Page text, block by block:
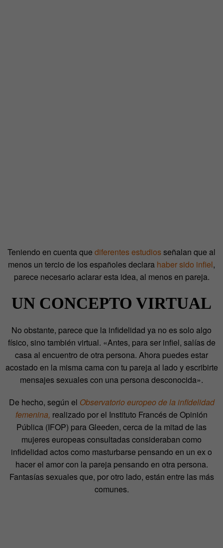
Teniendo en cuenta que diferentes estudiosseñalan que al
menos un tercio de los españoles declara haber sido infiel,
parece necesario aclarar esta idea, al menos en pareja.
UN CONCEPTO VIRTUAL
No obstante, parece que la infidelidad ya no es solo algo
físico, sino también virtual. «Antes, para ser infiel, salías de
casa al encuentro de otra persona. Ahora puedes estar
acostado en la misma cama con tu pareja al lado y escribirte
mensajes sexuales con una persona desconocida».
De hecho, según el Observatorio europeo de la infidelidad
femenina, realizado por el Instituto Francés de Opinión
Pública (IFOP) para Gleeden, cerca de la mitad de las
mujeres europeas consultadas consideraban como
infidelidad actos como masturbarse pensando en un ex o
hacer el amor con la pareja pensando en otra persona.
Fantasías sexuales que, por otro lado, están entre las más
comunes.